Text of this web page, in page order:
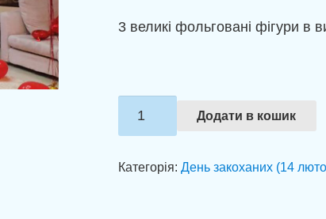
3 великі фольговані фігури в
LOVE
Додати в кошик
Категорія: День закоханих (14